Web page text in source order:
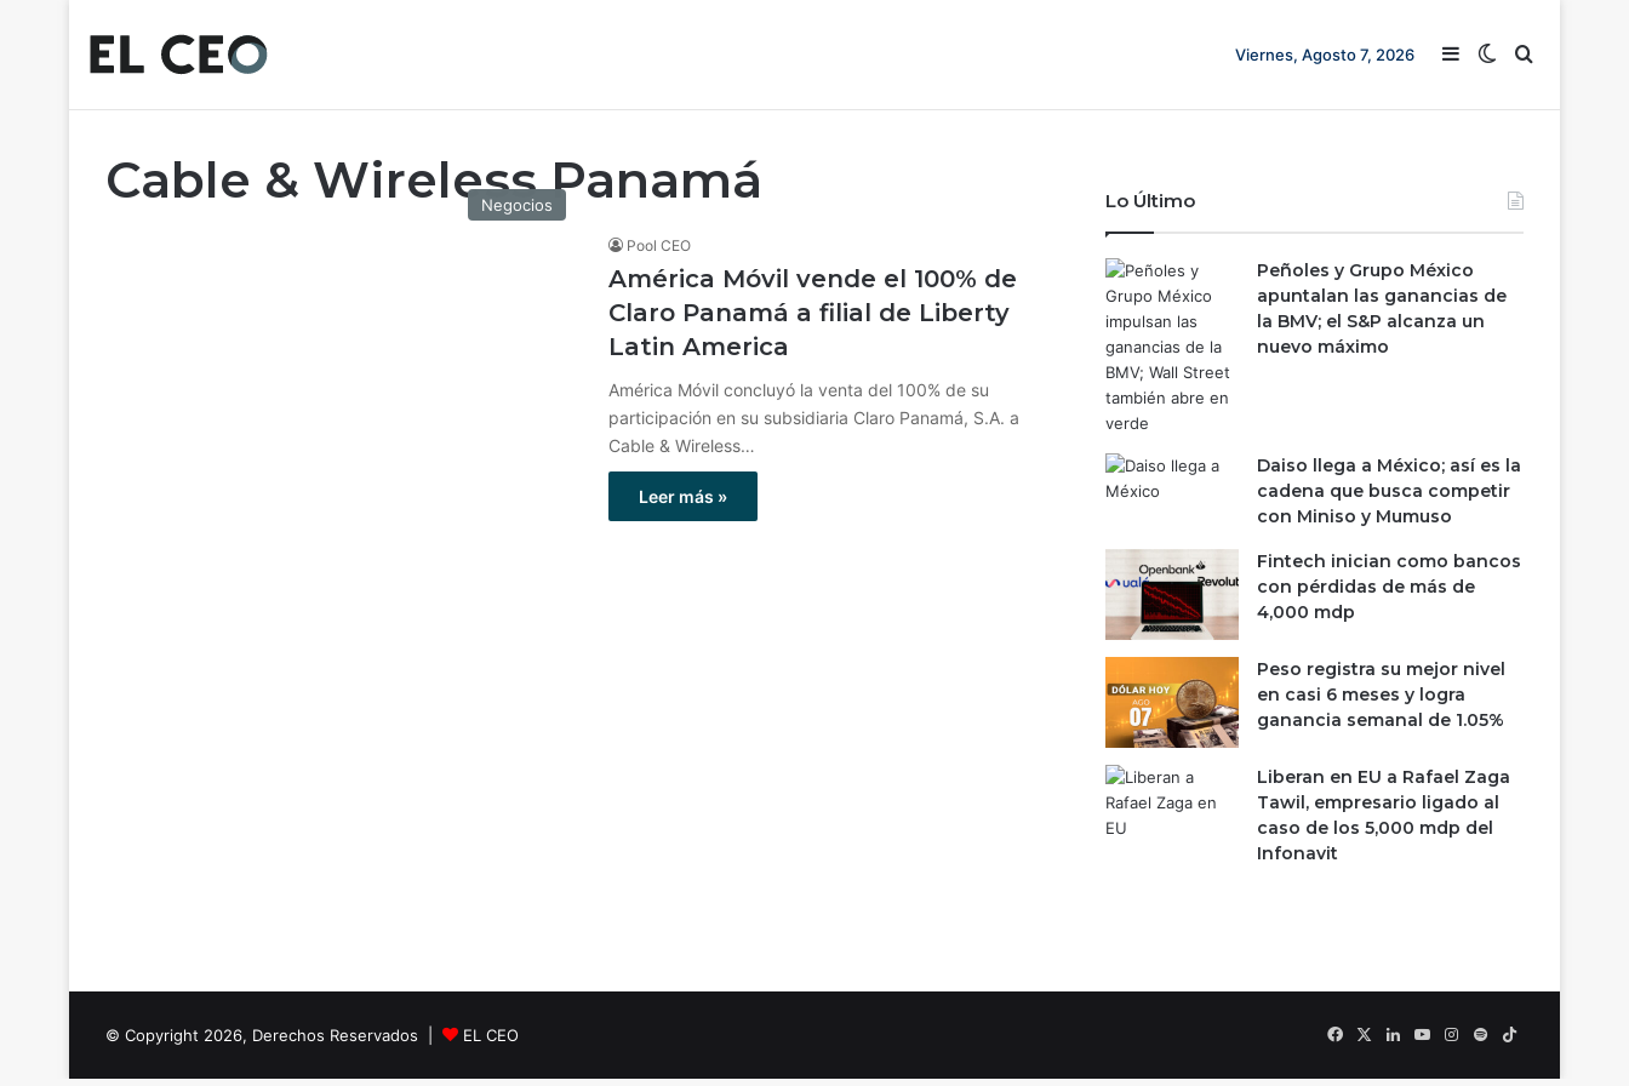
Viernes, Agosto 7, 2026 Barra lateral
Switch skin
Buscar
Cable & Wireless Panamá
Negocios
Pool CEO
América Móvil vende el 100% de
Claro Panamá a filial de Liberty
Latin America
América Móvil concluyó la venta del 100% de su
participación en su subsidiaria Claro Panamá, S.A. a
Cable & Wireless…
Leer más »
Lo Último
Peñoles y Grupo México
apuntalan las ganancias de
la BMV; el S&P alcanza un
nuevo máximo
Daiso llega a México; así es la
cadena que busca competir
con Miniso y Mumuso
Fintech inician como bancos
con pérdidas de más de
4,000 mdp
Peso registra su mejor nivel
en casi 6 meses y logra
ganancia semanal de 1.05%
Liberan en EU a Rafael Zaga
Tawil, empresario ligado al
caso de los 5,000 mdp del
Infonavit
© Copyright 2026, Derechos Reservados | EL CEO FacebookLinkedInYouTubeInstagram
SpotifyTikTok